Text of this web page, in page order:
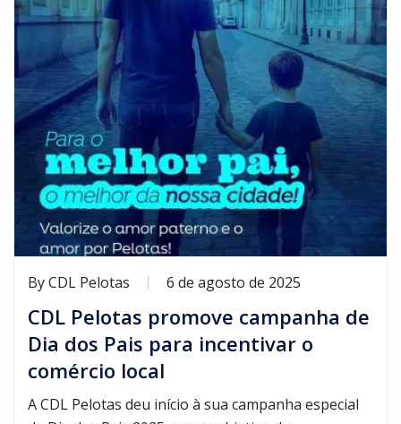
ByCDL Pelotas 6 de agosto de 2025
CDL Pelotas promove campanha de
Dia dos Pais para incentivar o
comércio local
A CDL Pelotas deu início à sua campanha especial